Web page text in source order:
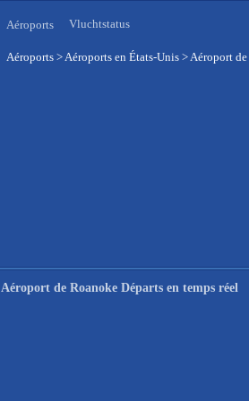
Aéroports Vluchtstatus
Aéroports >Aéroports en États-Unis >Aéroport de
Aéroport de Roanoke Départs en temps réel